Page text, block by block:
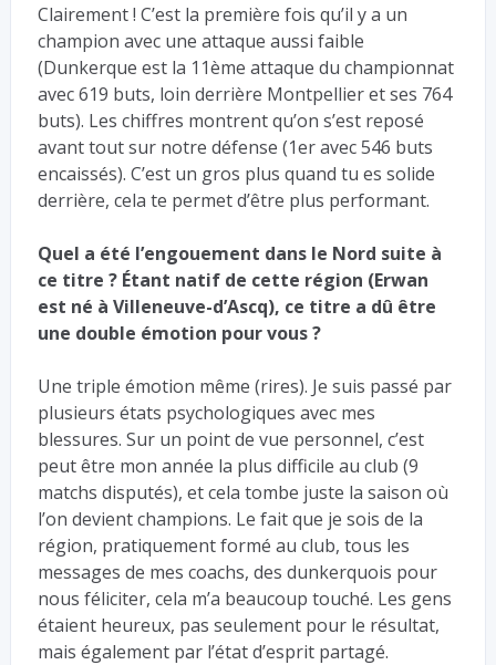
Clairement ! C’est la première fois qu’il y a un
champion avec une attaque aussi faible
(Dunkerque est la 11ème attaque du championnat
avec 619 buts, loin derrière Montpellier et ses 764
buts). Les chiffres montrent qu’on s’est reposé
avant tout sur notre défense (1er avec 546 buts
encaissés). C’est un gros plus quand tu es solide
derrière, cela te permet d’être plus performant.
Quel a été l’engouement dans le Nord suite à
ce titre ? Étant natif de cette région (Erwan
est né à Villeneuve-d’Ascq), ce titre a dû être
une double émotion pour vous ?
Une triple émotion même (rires). Je suis passé par
plusieurs états psychologiques avec mes
blessures. Sur un point de vue personnel, c’est
peut être mon année la plus difficile au club (9
matchs disputés), et cela tombe juste la saison où
l’on devient champions. Le fait que je sois de la
région, pratiquement formé au club, tous les
messages de mes coachs, des dunkerquois pour
nous féliciter, cela m’a beaucoup touché. Les gens
étaient heureux, pas seulement pour le résultat,
mais également par l’état d’esprit partagé.